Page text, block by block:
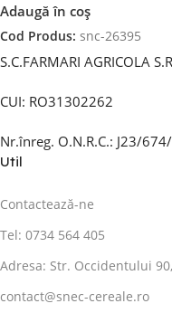
Adaugă în coș
Cod Produs: snc-26395
S.C.FARMARI AGRICOLA
CUI: RO31302262
Nr.înreg. O.N.R.C.: J23/
Util
Contactează-ne
Tel: 0734 564 405
Adresa: Str. Occidentului
contact@snec-cereale.ro